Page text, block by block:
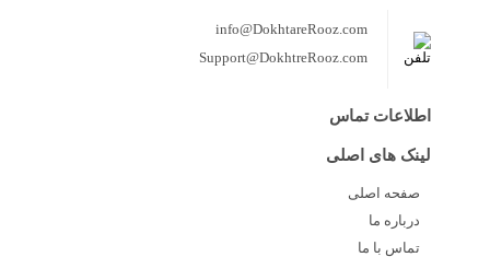
info@DokhtareRooz.com
Support@DokhtreRooz.com
اطلاعات تماس
لینک های اصلی
صفحه اصلی
درباره ما
تماس با ما